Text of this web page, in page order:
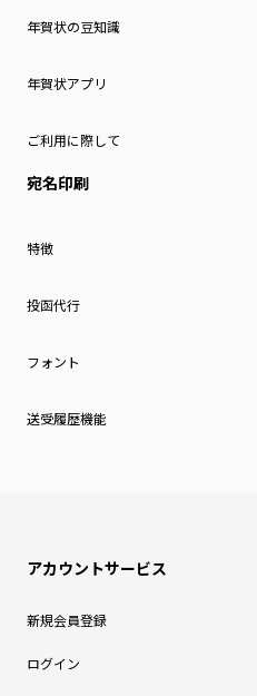
年賀状の豆知識
年賀状アプリ
ご利用に際して
宛名印刷
特徴
投函代行
フォント
送受履歴機能
アカウントサービス
新規会員登録
ログイン